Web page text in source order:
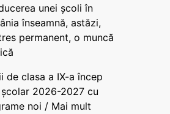
unei școli în
înseamnă, astăzi,
permanent, o muncă
de clasa a IX-a încep
2026-2027 cu
noi / Mai mult